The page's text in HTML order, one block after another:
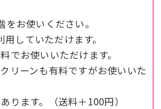
をお使いください。
していただけます。
でお使いいただけます。
リーンも有料ですがお使いいた
ります。（送料＋100円）